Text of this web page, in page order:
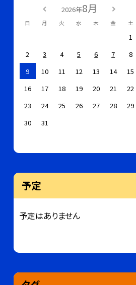
2026年8月
日 月 火 水 木 金 土
1
2
3 4 5 6 7
8
9
10 11 12 13 14
15
16
17 18 19 20 21
22
23
24 25 26 27 28
29
30
31
予定
予定はありません